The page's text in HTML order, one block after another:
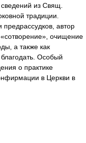
из Свящ.
традиции.
автор
очищение
а также как
Особый
о практике
в Церкви в